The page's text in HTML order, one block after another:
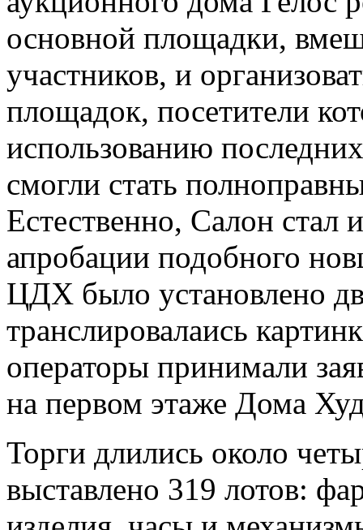
основной площадки,
участников, и
площадок, посетители
использованию
смогли стать
Естественно, Салон стал
апробации подобного
ЦДХ было установлено
транслировалаись
операторы принимали
на первом этаже Дома
Торги длились около
выставлено 319 лотов: